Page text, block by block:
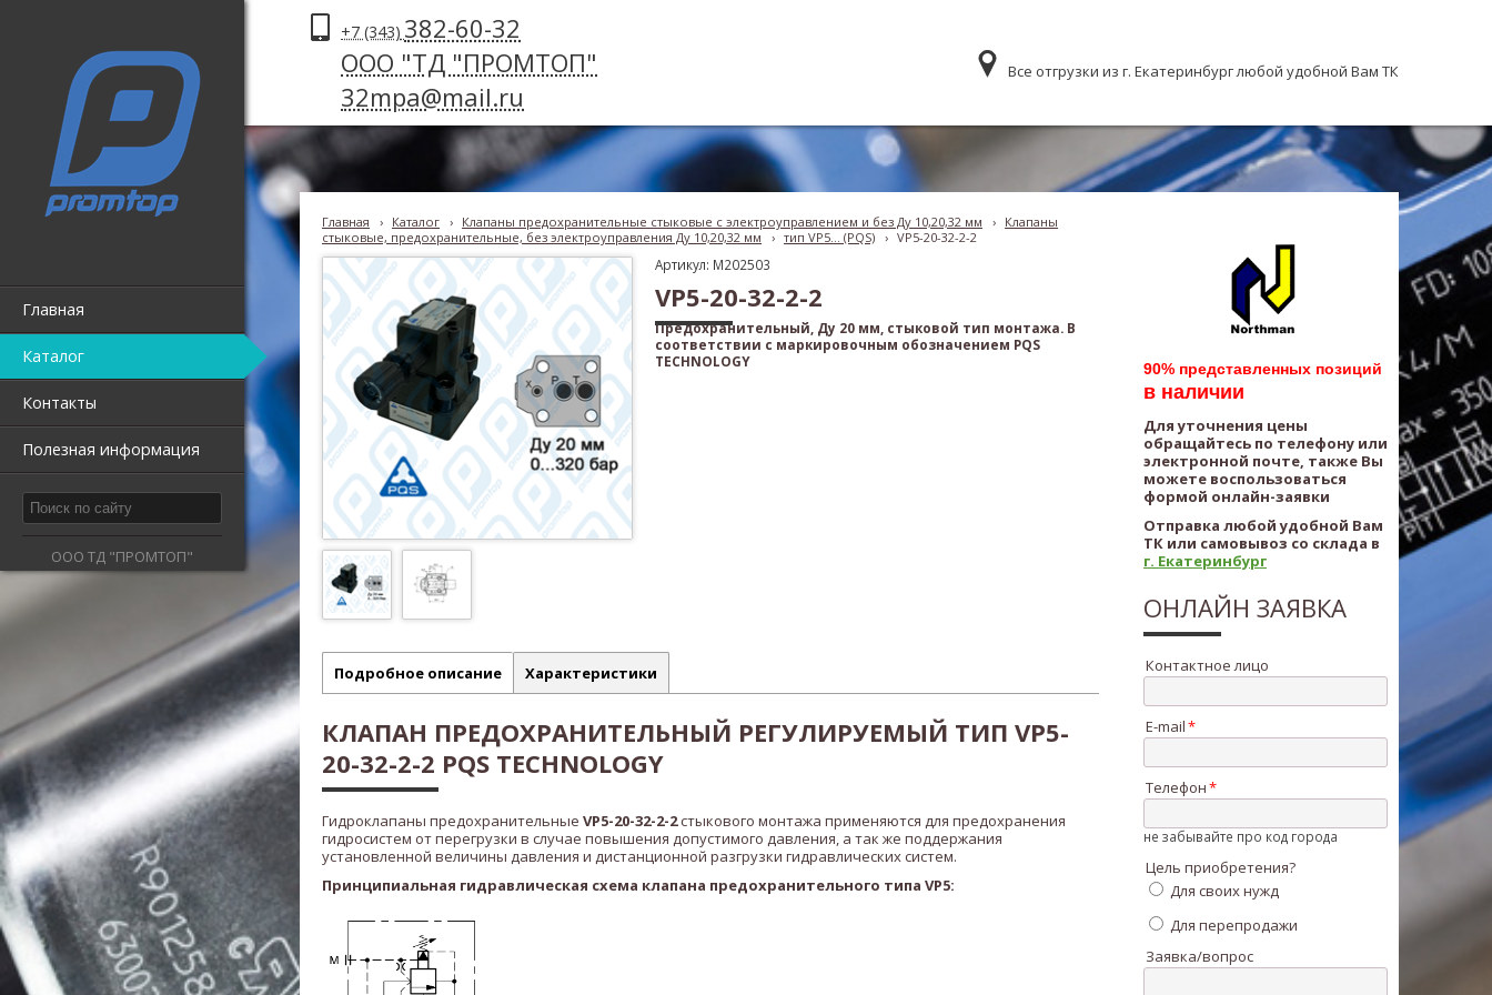
Главная
Каталог
Контакты
Полезная информация
ООО ТД "ПРОМТОП"
+7 (343) 382-60-32
ООО "ТД "ПРОМТОП"
32mpa@mail.ru
Все отгрузки из г. Екатеринбург любой удобной Вам ТК
Главная › Каталог › Клапаны предохранительные стыковые с электроуправлением и без Ду 10,20,32 мм ›
Клапаны
стыковые, предохранительные, без электроуправления Ду 10,20,32 мм
› тип VP5... (PQS) › VP5-20-32-2-2
Артикул: M202503
VP5-20-32-2-2
Предохранительный, Ду 20 мм, стыковой тип монтажа. В
соответствии с маркировочным обозначением PQS
TECHNOLOGY
Подробное описание Характеристики
КЛАПАН ПРЕДОХРАНИТЕЛЬНЫЙ РЕГУЛИРУЕМЫЙ ТИП VP5-
20-32-2-2 PQS TECHNOLOGY
Гидроклапаны предохранительные VP5-20-32-2-2стыкового монтажа применяются для предохранения
гидросистем от перегрузки в случае повышения допустимого давления, а так же поддержания
установленной величины давления и дистанционной разгрузки гидравлических систем.
Принципиальная гидравлическая схема клапана предохранительного типа VP5:
90% представленных позиций
в наличии
Для уточнения цены
обращайтесь по телефону или
электронной почте, также Вы
можете воспользоваться
формой онлайн-заявки
Отправка любой удобной Вам
ТК или самовывоз со склада в
г. Екатеринбург
ОНЛАЙН ЗАЯВКА
Контактное лицо
E-mail
Телефон
не забывайте про код города
Цель приобретения?
Для своих нужд
Для перепродажи
Заявка/вопрос